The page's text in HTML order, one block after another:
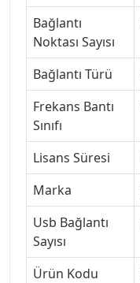
Bağlantı
Noktası Sayısı
Bağlantı Türü
Frekans Bantı
Sınıfı
Lisans Süresi
Marka
Usb Bağlantı
Sayısı
Ürün Kodu